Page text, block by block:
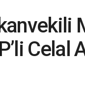
Celal